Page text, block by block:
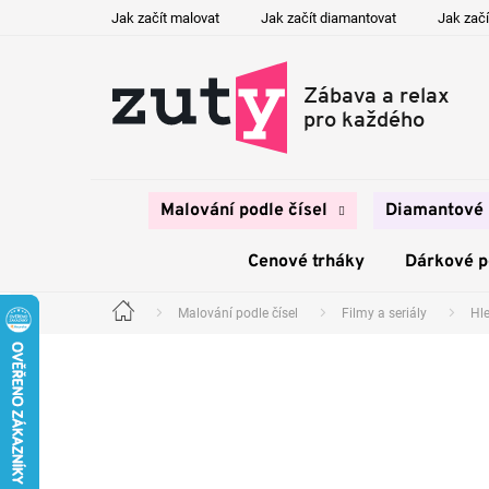
Jak začít malovat Jak začít diamantovat Jak
Malování podle čísel
Cenové trháky Dárkové
Domů Malování podle čísel Filmy a seriály